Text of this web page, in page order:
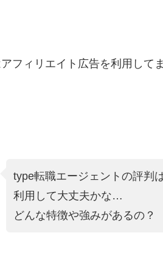
フィリエイト広告を利用して
type転職エージェントの評判
利用して大丈夫かな…
どんな特徴や強みがあるの？